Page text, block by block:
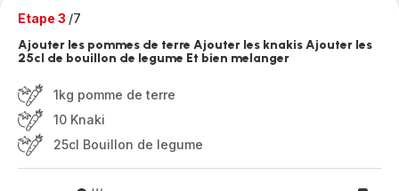
Etape 3 /7
Ajouter les pommes de terre Ajouter les knakis Ajouter les
25cl de bouillon de legume Et bien melanger
1kg pomme de terre
10 Knaki
25cl Bouillon de legume